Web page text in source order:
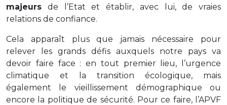
majeurs de l’Etat et établir, avec lui, de vraies
relations de confiance.
Cela apparaît plus que jamais nécessaire pour
relever les grands défis auxquels notre pays va
devoir faire face : en tout premier lieu, l’urgence
climatique et la transition écologique, mais
également le vieillissement démographique ou
encore la politique de sécurité. Pour ce faire, l’APVF